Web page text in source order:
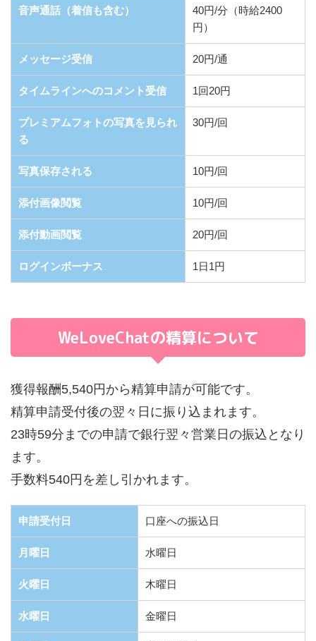
音声通話（着信も含む）
40円/分（時給2400
円）
メッセージ受信 20円/通
タイムラインへのコメント受信 1回20円
プレミアムフォトの写真を見られ
る
30円/回
写真保存される 10円/回
添付画像閲覧 10円/回
添付動画閲覧 20円/回
ログインボーナス 1日1円
WeLoveChatの精算について
獲得報酬5,540円から精算申請が可能です。
精算申請受付後の翌々日に振り込まれます。
23時59分までの申請で銀行翌々営業日の振込となり
ます。
手数料540円を差し引かれます。
申請受付日 口座への振込日
月曜日 水曜日
火曜日 木曜日
水曜日 金曜日